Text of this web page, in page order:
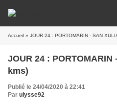
Accueil » JOUR 24 : PORTOMARIN - SAN
JOUR 24 : PORTOMARIN
kms)
Publié le 24/04/2020 à 22:41
Par ulysse92